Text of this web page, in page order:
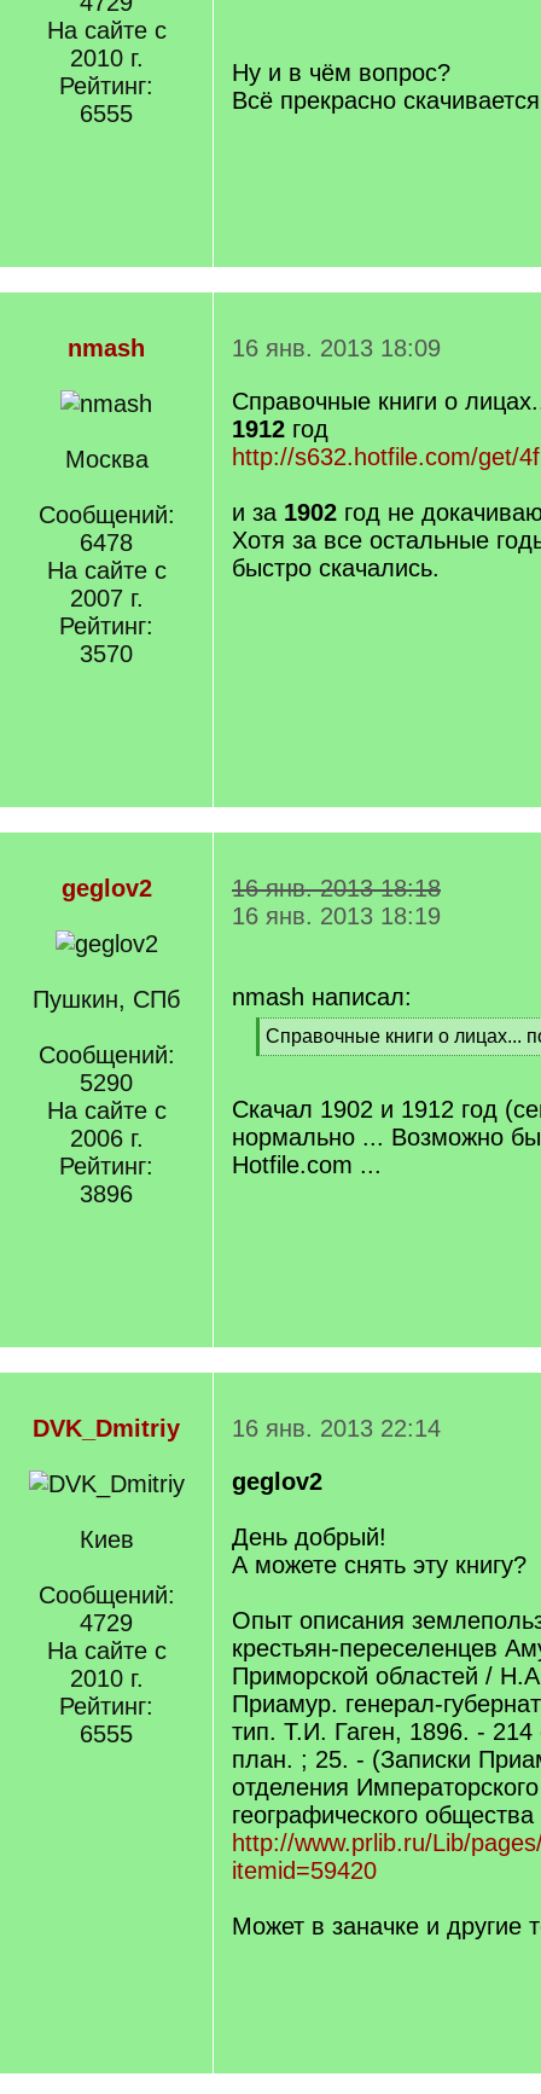
На сайте с
2010 г.
Рейтинг:
6555
Ну и в чём вопрос?
Всё прекрасно
nmash
Москва
Сообщений:
6478
На сайте с
2007 г.
Рейтинг:
3570
16 янв. 2013 18:09
Справочные книги о
1912 год
http://s632.hotfile.com/get/
и за 1902 год не
Хотя за все остальные
быстро скачались.
geglov2
Пушкин, СПб
Сообщений:
5290
На сайте с
2006 г.
Рейтинг:
3896
16 янв. 2013 18:18
16 янв. 2013 18:19
nmash написал:
[
q
Справочные книги о лицах...
[
q
]
Скачал 1902 и 1912 год
нормально ... Возможно
Hotfile.com ...
DVK_Dmitriy
Киев
Сообщений:
4729
На сайте с
2010 г.
Рейтинг:
6555
16 янв. 2013 22:14
geglov2
День добрый!
А можете снять эту книгу?
Опыт описания
крестьян-переселенцев
Приморской областей /
Приамур. генерал-
тип. Т.И. Гаген, 1896. -
план. ; 25. - (Записки
отделения
географического
http://www.prlib.ru/Lib/
itemid=59420
Может в заначке и другие